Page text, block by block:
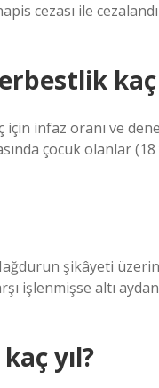
cezası ile
kaç
infaz oranı ve
çocuk olanlar
şikâyeti
işlenmişse altı
yıl?